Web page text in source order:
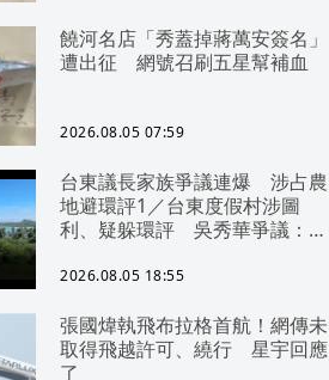
饒河名店「秀蓋掉蔣萬安簽名」
遭出征 網號召刷五星幫補血
2026.08.05 07:59
台東議長家族爭議連爆 涉占農
地避環評1／台東度假村涉圖
利、疑躲環評 吳秀華爭議：概
2026.08.05 18:55
張國煒執飛布拉格首航！網傳未
取得飛越許可、繞行 星宇回應
了